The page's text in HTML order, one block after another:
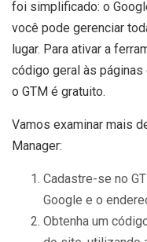
foi simplificado: o
você pode gerenciar
lugar. Para ativar a
código geral às
o GTM é gratuito.
Vamos examinar mais
Manager:
Cadastre-se no
Google e o
Obtenha um